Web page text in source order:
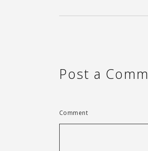
Post a
Comment